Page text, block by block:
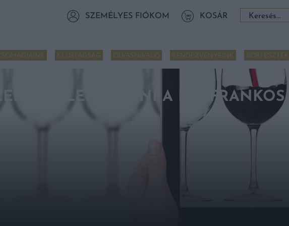
SZEMÉLYES FIÓKOM KOSÁR Keresés:
KLUBTAGSÁG OLVASNIVALÓ RENDEZVÉNYEINK BORTESZTEK
JELENTKEZNI A KÉKFRANKOS